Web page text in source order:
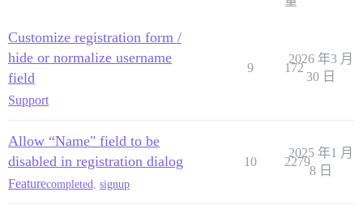
Customize registration form /
hide or normalize username
field
Support
9 172
2026 年3 月
30 日
Allow “Name" field to be
disabled in registration dialog
Featurecompleted signup
10 2279
2025 年1 月
8 日